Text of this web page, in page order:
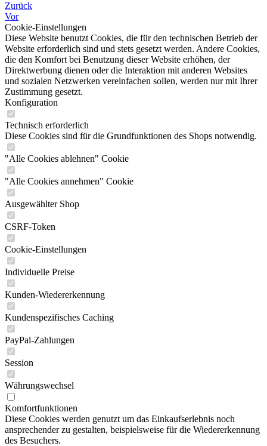
Zurück
Vor
Cookie-Einstellungen
Diese Website benutzt Cookies, die für den technischen Betrieb der
Website erforderlich sind und stets gesetzt werden. Andere Cookies,
die den Komfort bei Benutzung dieser Website erhöhen, der
Direktwerbung dienen oder die Interaktion mit anderen Websites
und sozialen Netzwerken vereinfachen sollen, werden nur mit Ihrer
Zustimmung gesetzt.
Konfiguration
Technisch erforderlich
Diese Cookies sind für die Grundfunktionen des Shops notwendig.
"Alle Cookies ablehnen" Cookie
"Alle Cookies annehmen" Cookie
Ausgewählter Shop
CSRF-Token
Cookie-Einstellungen
Individuelle Preise
Kunden-Wiedererkennung
Kundenspezifisches Caching
PayPal-Zahlungen
Session
Währungswechsel
Komfortfunktionen
Diese Cookies werden genutzt um das Einkaufserlebnis noch
ansprechender zu gestalten, beispielsweise für die Wiedererkennung
des Besuchers.